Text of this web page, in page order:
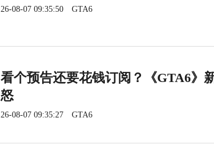
26-08-07 09:35:50 GTA6
看个预告还要花钱订阅？《GTA6》
怒
26-08-07 09:35:27 GTA6